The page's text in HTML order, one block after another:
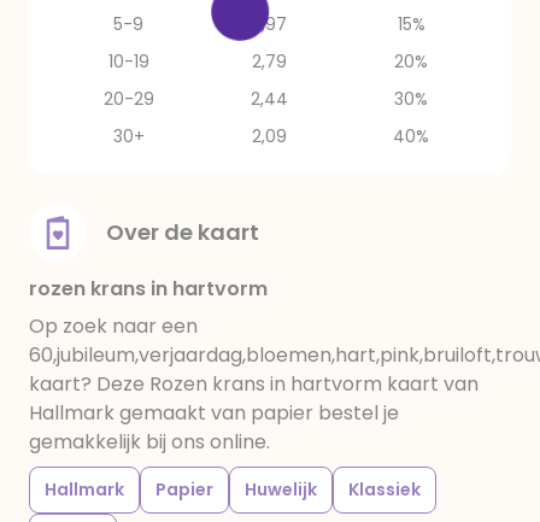
5-9
2,97
15%
10-19
2,79
20%
20-29
2,44
30%
30+
2,09 40%
Over de kaart
rozen krans in hartvorm
Op zoek naar een
kaart? Deze Rozen krans in hartvorm kaart van
Hallmark gemaakt van papier bestel je
gemakkelijk bij ons online.
Hallmark Papier Huwelijk
Klassiek